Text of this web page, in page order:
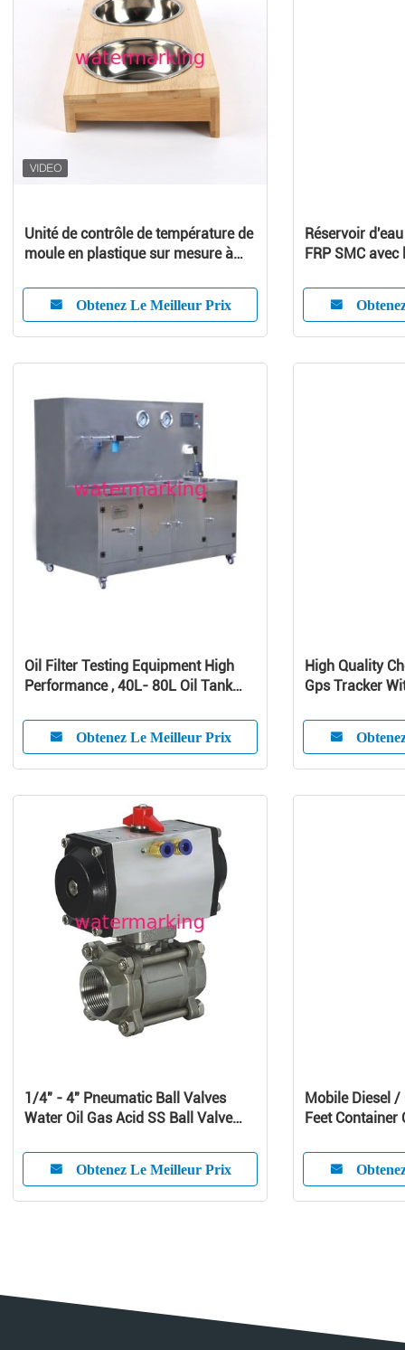
Unité de contrôle de température de
moule en plastique sur mesure à
Obtenez Le Meilleur Prix
Réservoir
FRP SMC
Oil Filter Testing Equipment High
Performance , 40L- 80L Oil Tank
Obtenez Le Meilleur Prix
High Quality
Gps Tracker
1/4" - 4" Pneumatic Ball Valves
Water Oil Gas Acid SS Ball Valve
Obtenez Le Meilleur Prix
Mobile Diesel /
Feet Container